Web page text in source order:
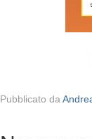
Pubblicato da